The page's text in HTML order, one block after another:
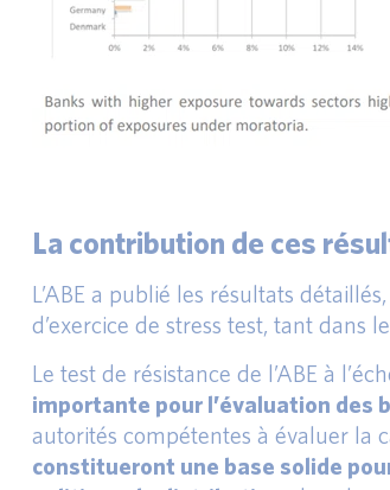
La contribution de ces
L’ABE a publié les résultats
d’exercice de stress test, tant dans
Le test de résistance de l’ABE à
importante pour l’évaluation des
autorités compétentes à évaluer la
constitueront une base solide